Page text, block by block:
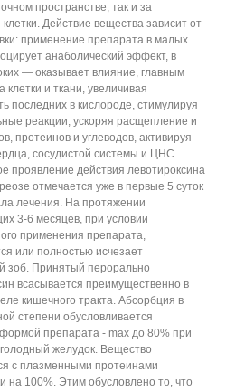
пространстве, так и за
Действие вещества зависит от
применение препарата в малых
анаболический эффект, в
— оказывает влияние, главным
клетки и ткани, увеличивая
последних в кислороде, стимулируя
реакции, ускоряя расщепление и
протеинов и углеводов, активируя
сосудистой системы и ЦНС.
проявление действия левотироксина
отмечается уже в первые 5 суток
лечения. На протяжении
3-6 месяцев, при условии
применения препарата,
или полностью исчезает
зоб. Принятый перорально
всасывается преимущественно в
кишечного тракта. Абсорбция в
степени обусловливается
препарата - max до 80% при
желудок. Вещество
с плазменными протеинами
на 100%. Этим обусловлено то, что